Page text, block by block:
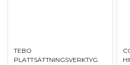
TEBO
PLATTSÄTTNINGSVERKTYG